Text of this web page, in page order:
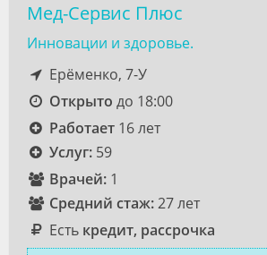
Мед-Сервис Плюс
Инновации и здоровье.
Ерёменко, 7-У
Открыто до 18:00
Работает16 лет
Услуг:59
Врачей:1
Средний стаж:27 лет
Есть кредит, рассрочка